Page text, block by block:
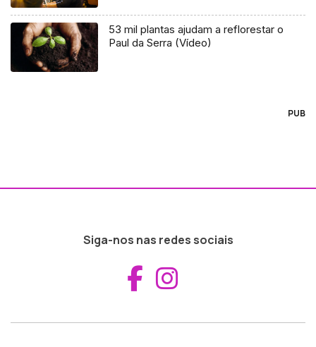
53 mil plantas ajudam a reflorestar o
Paul da Serra (Vídeo)
PUB
Siga-nos nas redes sociais
Aceder ao